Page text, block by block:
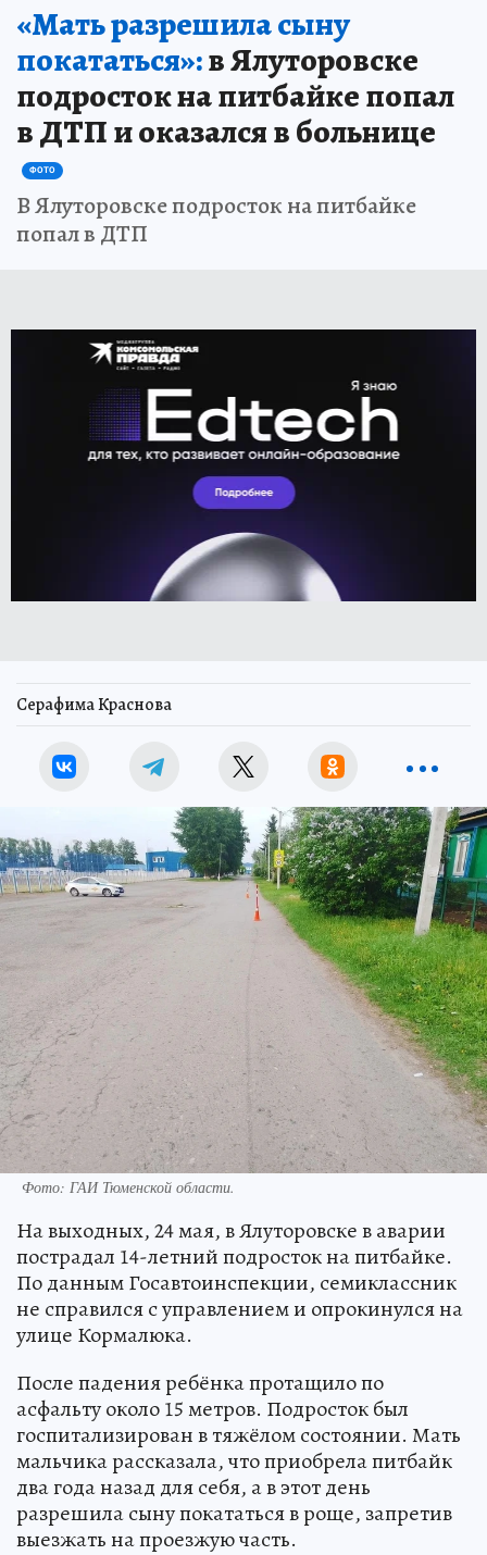
«Мать разрешила сыну
покататься»:в Ялуторовске
подросток на питбайке попал
в ДТП и оказался в больнице
ФОТО
В Ялуторовске подросток на питбайке
попал в ДТП
Серафима Краснова
Фото: ГАИ Тюменской области.
На выходных, 24 мая, в Ялуторовске в аварии
пострадал 14-летний подросток на питбайке.
По данным Госавтоинспекции, семиклассник
не справился с управлением и опрокинулся на
улице Кормалюка.
После падения ребёнка протащило по
асфальту около 15 метров. Подросток был
госпитализирован в тяжёлом состоянии. Мать
мальчика рассказала, что приобрела питбайк
два года назад для себя, а в этот день
разрешила сыну покататься в роще, запретив
выезжать на проезжую часть.